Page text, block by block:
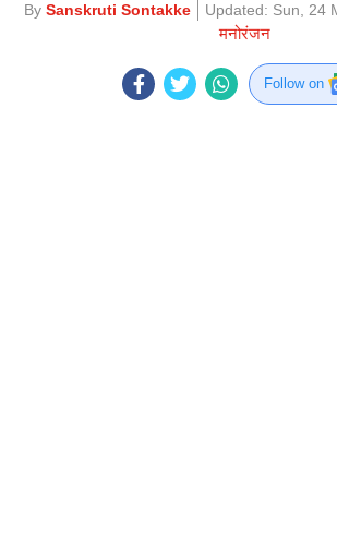
By Sanskruti Sontakke Updated: Sun, 24
मनोरंजन
Follow on